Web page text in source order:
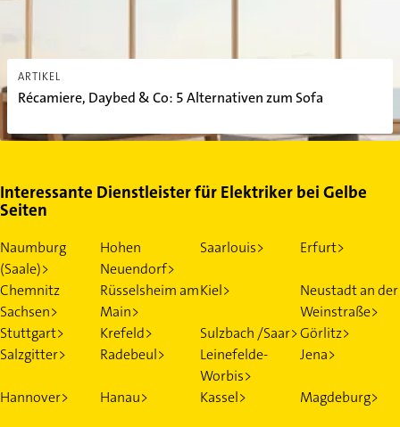
ARTIKEL
Récamiere, Daybed & Co: 5 Alternativen zum Sofa
Interessante Dienstleister für Elektriker bei Gelbe
Seiten
Naumburg
(Saale)>
Hohen
Neuendorf>
Saarlouis> Erfurt>
Chemnitz
Sachsen>
Rüsselsheim am
Main>
Kiel>
Neustadt an der
Weinstraße>
Stuttgart>
Krefeld> Sulzbach /Saar>Görlitz>
Salzgitter>
Radebeul>
Leinefelde-
Worbis>
Jena>
Hannover> Hanau> Kassel> Magdeburg>